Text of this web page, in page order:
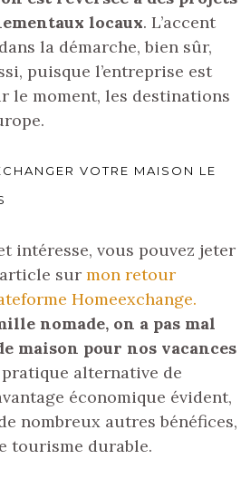
locaux. L’accent
la démarche, bien sûr,
puisque l’entreprise est
le moment, les destinations
VOTRE MAISON LE
intéresse, vous pouvez jeter
sur mon retour
Homeexchange.
nomade, on a pas mal
maison pour nos vacances
alternative de
économique évident,
nombreux autres bénéfices,
tourisme durable.